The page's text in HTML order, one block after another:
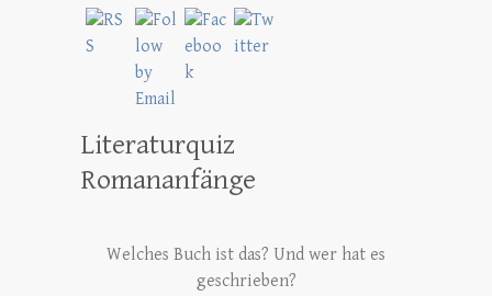
Literaturquiz
Romananfänge
Welches Buch ist das? Und wer hat es
geschrieben?